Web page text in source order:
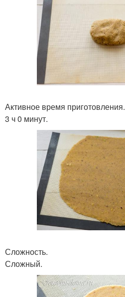
Активное время приготовления.
3 ч 0 минут.
Сложность.
Сложный.